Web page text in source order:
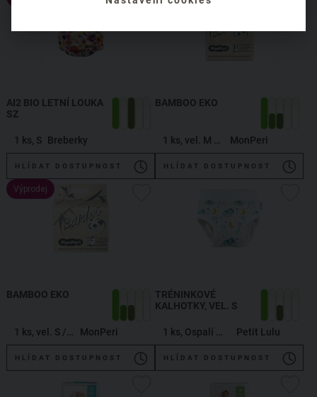
AI2 BIO LETNÍ LOUKA
SZ
1 ks, S Breberky
HLÍDAT DOSTUPNOST
BAMBOO EKO
MonPeri
HLÍDAT DOSTUPNOST
Výprodej
BAMBOO EKO
MonPeri
HLÍDAT DOSTUPNOST
TRÉNINKOVÉ
KALHOTKY, VEL. S
Petit Lulu
HLÍDAT DOSTUPNOST